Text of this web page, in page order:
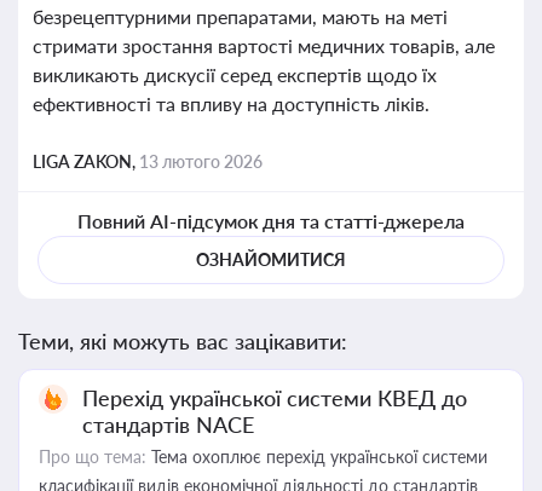
безрецептурними препаратами, мають на меті
стримати зростання вартості медичних товарів, але
викликають дискусії серед експертів щодо їх
ефективності та впливу на доступність ліків.
LIGA ZAKON, 13 лютого 2026
Повний AI-підсумок дня та статті-джерела
ОЗНАЙОМИТИСЯ
Теми, які можуть вас зацікавити:
Перехід української системи КВЕД до
стандартів NACE
Про що тема: Тема охоплює перехід української системи
класифікації видів економічної діяльності до стандартів